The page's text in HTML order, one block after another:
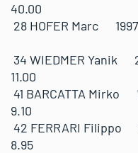
40.00
28 HOFER
34 WIEDMER
11.00
41 BARCATTA
9.10
42 FERRARI
8.95